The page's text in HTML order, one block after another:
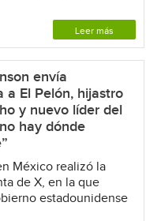
Leer más
envía
a El Pelón, hijastro
y nuevo líder del
hay dónde
México realizó la
de X, en la que
estadounidense